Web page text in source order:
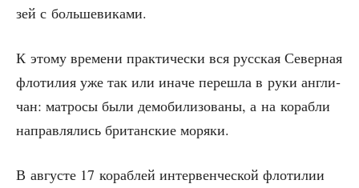
зей с большевиками.
К это­му вре­ме­ни прак­ти­че­ски вся рус­ская Север­ная
фло­ти­лия уже так или ина­че пере­шла в руки англи­
чан: мат­ро­сы были демо­би­ли­зо­ва­ны, а на кораб­ли
направ­ля­лись бри­тан­ские моряки.
В авгу­сте 17 кораб­лей интер­вен­че­ской фло­ти­лии